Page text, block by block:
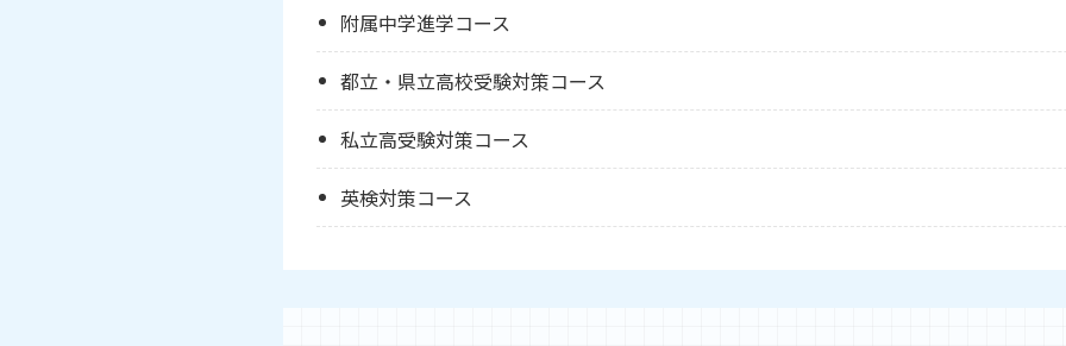
附属中学進学コース
都立・県立高校受験対策コース
私立高受験対策コース
英検対策コース